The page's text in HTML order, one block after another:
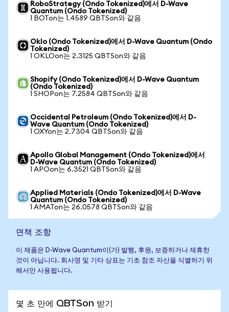
RoboStrategy (Ondo Tokenized)에서 D-Wave
Quantum (Ondo Tokenized)
1 BOTon는 1.4589 QBTSon와 같음
Oklo (Ondo Tokenized)에서 D-Wave Quantum (Ondo
Tokenized)
1 OKLOon는 2.3125 QBTSon와 같음
Shopify (Ondo Tokenized)에서 D-Wave Quantum
(Ondo Tokenized)
1 SHOPon는 7.2584 QBTSon와 같음
Occidental Petroleum (Ondo Tokenized)에서 D-
Wave Quantum (Ondo Tokenized)
1 OXYon는 2.7304 QBTSon와 같음
Apollo Global Management (Ondo Tokenized)에서
D-Wave Quantum (Ondo Tokenized)
1 APOon는 6.3521 QBTSon와 같음
Applied Materials (Ondo Tokenized)에서 D-Wave
Quantum (Ondo Tokenized)
1 AMATon는 26.0578 QBTSon와 같음
면책 조항
이 제품은 D-Wave Quantum이(가) 발행, 후원, 보증하거나 제휴한
것이 아닙니다. 회사명 및 기타 상표는 기초 참조 자산을 식별하기 위
해서만 사용됩니다.
몇 초 만에 QBTSon 받기